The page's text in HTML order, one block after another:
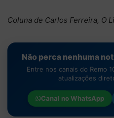
Coluna de Carlos Ferreira, O
Não perca nenhuma
Entre nos canais do Remo
atualizações
Canal noWhatsApp